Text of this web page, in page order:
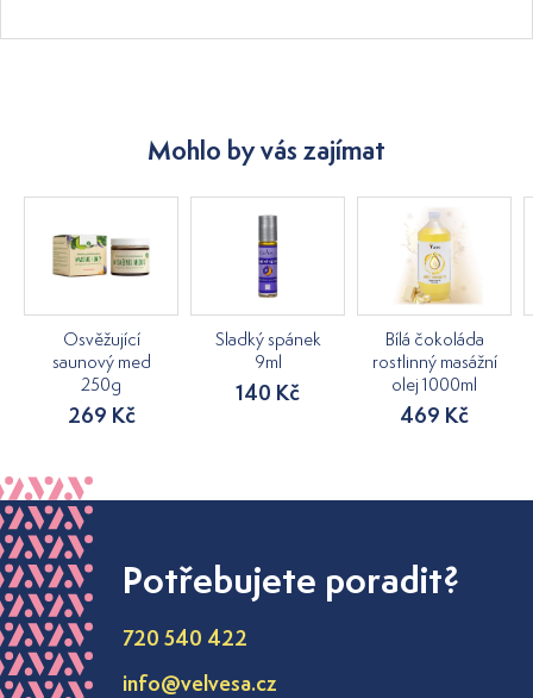
Mohlo by vás zajímat
Osvěžující
saunový med
250g
269 Kč
Sladký spánek
9ml
140 Kč
Bílá čokoláda
rostlinný masážní
olej 1000ml
469 Kč
Potřebujete poradit?
720 540 422
info@velvesa.cz